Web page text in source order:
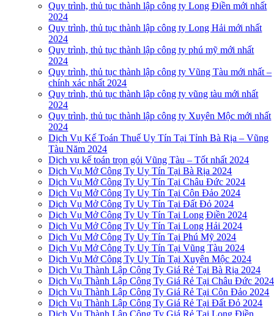
Quy trình, thủ tục thành lập công ty Long Điền mới nhất
2024
Quy trình, thủ tục thành lập công ty Long Hải mới nhất
2024
Quy trình, thủ tục thành lập công ty phú mỹ mới nhất
2024
Quy trình, thủ tục thành lập công ty Vũng Tàu mới nhất –
chính xác nhất 2024
Quy trình, thủ tục thành lập công ty vũng tàu mới nhất
2024
Quy trình, thủ tục thành lập công ty Xuyên Mộc mới nhất
2024
Dịch Vụ Kế Toán Thuế Uy Tín Tại Tỉnh Bà Rịa – Vũng
Tàu Năm 2024
Dịch vụ kế toán trọn gói Vũng Tàu – Tốt nhất 2024
Dịch Vụ Mở Công Ty Uy Tín Tại Bà Rịa 2024
Dịch Vụ Mở Công Ty Uy Tín Tại Châu Đức 2024
Dịch Vụ Mở Công Ty Uy Tín Tại Côn Đảo 2024
Dịch Vụ Mở Công Ty Uy Tín Tại Đất Đỏ 2024
Dịch Vụ Mở Công Ty Uy Tín Tại Long Điền 2024
Dịch Vụ Mở Công Ty Uy Tín Tại Long Hải 2024
Dịch Vụ Mở Công Ty Uy Tín Tại Phú Mỹ 2024
Dịch Vụ Mở Công Ty Uy Tín Tại Vũng Tàu 2024
Dịch Vụ Mở Công Ty Uy Tín Tại Xuyên Mộc 2024
Dịch Vụ Thành Lập Công Ty Giá Rẻ Tại Bà Rịa 2024
Dịch Vụ Thành Lập Công Ty Giá Rẻ Tại Châu Đức 2024
Dịch Vụ Thành Lập Công Ty Giá Rẻ Tại Côn Đảo 2024
Dịch Vụ Thành Lập Công Ty Giá Rẻ Tại Đất Đỏ 2024
Dịch Vụ Thành Lập Công Ty Giá Rẻ Tại Long Điền